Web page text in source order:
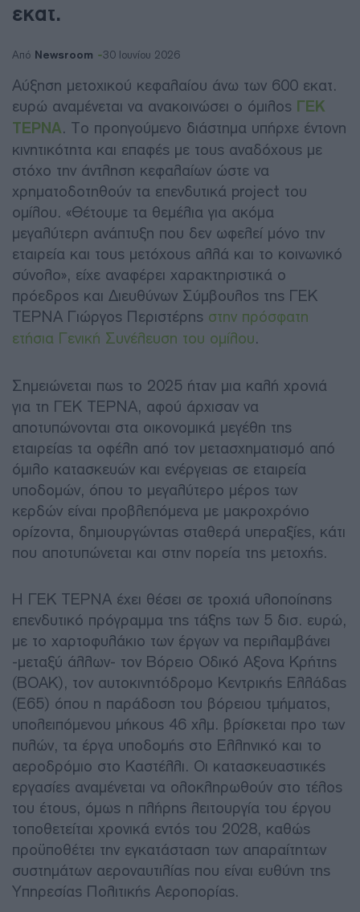
εκατ.
Από Newsroom 30 Ιουνίου 2026
Αύξηση μετοχικού κεφαλαίου άνω των 600 εκατ.
ευρώ αναμένεται να ανακοινώσει ο όμιλος ΓΕΚ
ΤΕΡΝΑ. Το προηγούμενο διάστημα υπήρχε έντονη
κινητικότητα και επαφές με τους αναδόχους με
στόχο την άντληση κεφαλαίων ώστε να
χρηματοδοτηθούν τα επενδυτικά project του
ομίλου. «Θέτουμε τα θεμέλια για ακόμα
μεγαλύτερη ανάπτυξη που δεν ωφελεί μόνο την
εταιρεία και τους μετόχους αλλά και το κοινωνικό
σύνολο», είχε αναφέρει χαρακτηριστικά ο
πρόεδρος και Διευθύνων Σύμβουλος της ΓΕΚ
ΤΕΡΝΑ Γιώργος Περιστέρης στην πρόσφατη
ετήσια Γενική Συνέλευση του ομίλου.
Σημειώνεται πως το 2025 ήταν μια καλή χρονιά
για τη ΓΕΚ ΤΕΡΝΑ, αφού άρχισαν να
αποτυπώνονται στα οικονομικά μεγέθη της
εταιρείας τα οφέλη από τον μετασχηματισμό από
όμιλο κατασκευών και ενέργειας σε εταιρεία
υποδομών, όπου το μεγαλύτερο μέρος των
κερδών είναι προβλεπόμενα με μακροχρόνιο
ορίζοντα, δημιουργώντας σταθερά υπεραξίες, κάτι
που αποτυπώνεται και στην πορεία της μετοχής.
Η ΓΕΚ ΤΕΡΝΑ έχει θέσει σε τροχιά υλοποίησης
επενδυτικό πρόγραμμα της τάξης των 5 δισ. ευρώ,
με το χαρτοφυλάκιο των έργων να περιλαμβάνει
-μεταξύ άλλων- τον Βόρειο Οδικό Αξονα Κρήτης
(ΒΟΑΚ), τον αυτοκινητόδρομο Κεντρικής Ελλάδας
(Ε65) όπου η παράδοση του βόρειου τμήματος,
υπολειπόμενου μήκους 46 χλμ. βρίσκεται προ των
πυλών, τα έργα υποδομής στο Ελληνικό και το
αεροδρόμιο στο Καστέλλι. Οι κατασκευαστικές
εργασίες αναμένεται να ολοκληρωθούν στο τέλος
του έτους, όμως η πλήρης λειτουργία του έργου
τοποθετείται χρονικά εντός του 2028, καθώς
προϋποθέτει την εγκατάσταση των απαραίτητων
συστημάτων αεροναυτιλίας που είναι ευθύνη της
Υπηρεσίας Πολιτικής Αεροπορίας.